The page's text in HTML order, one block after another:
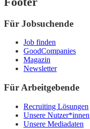
Für Jobsuchende
Job finden
GoodCompanies
Magazin
Newsletter
Für Arbeitgebende
Recruiting Lösungen
Unsere Nutzer*innen
Unsere Mediadaten